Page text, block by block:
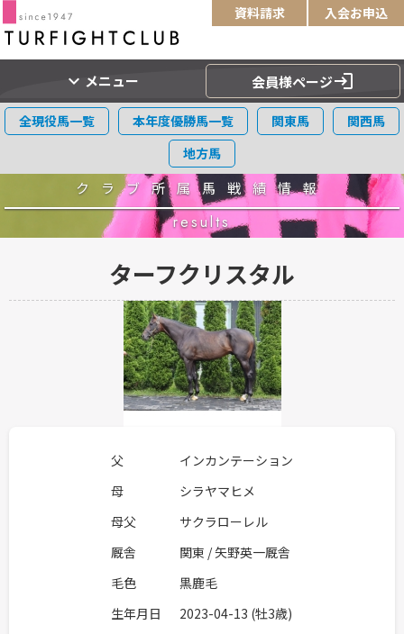
資料請求 入会お申込
expand_more メニュー 会員様ページlogin
全現役馬一覧 本年度優勝馬一覧 関東馬
関西馬
地方馬
クラブ所属馬戦績情報
results
ターフクリスタル
父
インカンテーション
母
シラヤマヒメ
母父
サクラローレル
厩舎
関東 / 矢野英一厩舎
毛色
黒鹿毛
生年月日
2023-04-13 (牡3歳)